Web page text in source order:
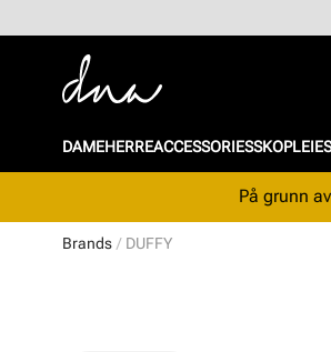
DAMEHERREACCESSORIESSKOPLEIE
På grunn
Brands DUFFY